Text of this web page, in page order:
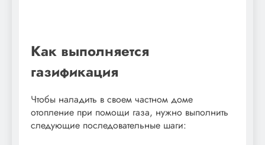
Как выполняется
газификация
Чтобы наладить в своем частном доме
отопление при помощи газа, нужно выполнить
следующие последовательные шаги: